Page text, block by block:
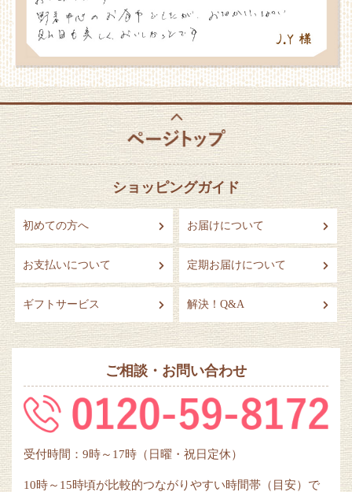
ショッピングガイド
初めての方へ お届けについて
お支払いについて 定期お届けについて
ギフトサービス 解決！Q&A
ご相談・お問い合わせ
受付時間：9時～17時（日曜・祝日定休）
10時～15時頃が比較的つながりやすい時間帯（目安）で